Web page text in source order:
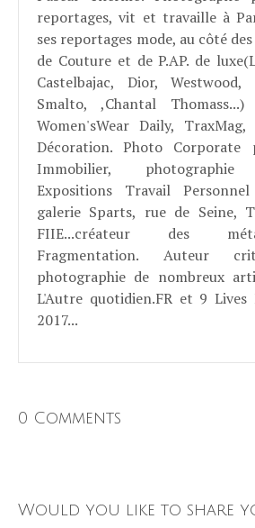
reportages, vit et travaille à
ses reportages mode, au côté
de Couture et de P.AP. de
Castelbajac, Dior, Westwood,
Smalto, ,Chantal
Women'sWear Daily,
Décoration. Photo Corporate
Immobilier, photographie
Expositions Travail
galerie Sparts, rue de Seine,
FIIE...créateur des
Fragmentation. Auteur
photographie de nombreux
L'Autre quotidien.FR et 9 Lives
2017...
0 Comments
Would you like to share